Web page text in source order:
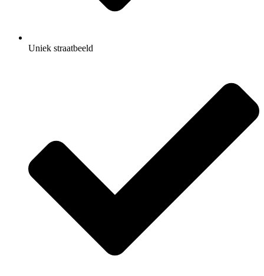
Uniek straatbeeld